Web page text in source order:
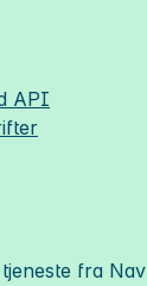
API
fra Nav